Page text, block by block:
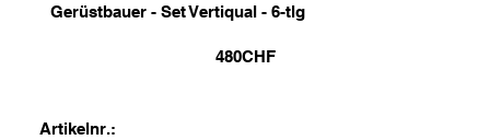
Gerüstbauer - Set Vertiqual - 6-tlg
480CHF
Artikelnr.: